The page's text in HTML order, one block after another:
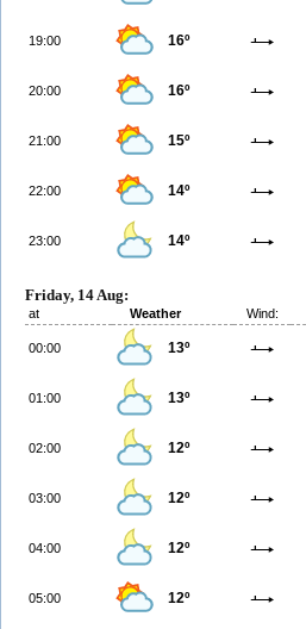
19:00 16º
20:00 16º
21:00 15º
22:00 14º
23:00 14º
Friday, 14 Aug:
at Weather Wind:
00:00 13º
01:00 13º
02:00 12º
03:00 12º
04:00 12º
05:00 12º